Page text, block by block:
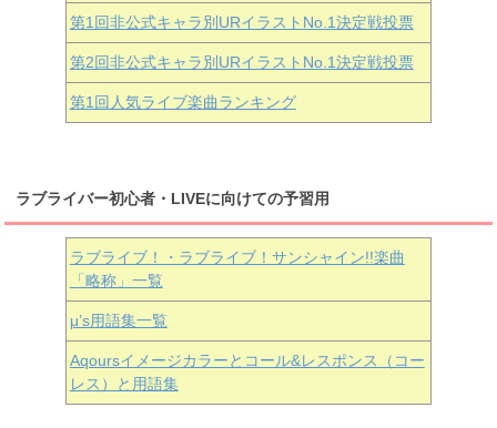
第1回非公式キャラ別URイラストNo.1決定戦投票
第2回非公式キャラ別URイラストNo.1決定戦投票
第1回人気ライブ楽曲ランキング
ラブライバー初心者・LIVEに向けての予習用
ラブライブ！・ラブライブ！サンシャイン!!楽曲
「略称」一覧
μ’s用語集一覧
Aqoursイメージカラーとコール&レスポンス（コー
レス）と用語集